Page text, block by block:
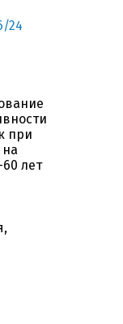
24
при
лет